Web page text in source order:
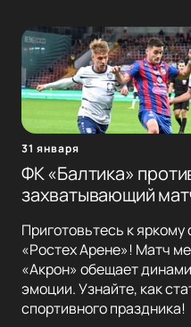
31 января
ФК «Балтика»
захватывающий
Приготовьтесь к
«Ростех Арене»! Матч
«Акрон» обещает
эмоции. Узнайте, как
спортивного праздника!